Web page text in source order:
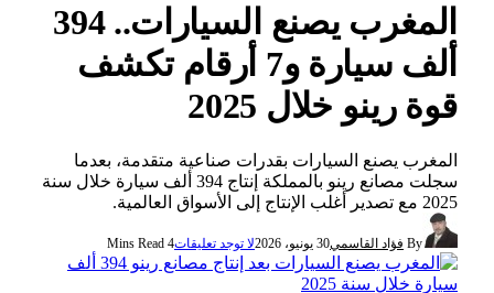
المغرب يصنع السيارات.. 394
ألف سيارة و7 أرقام تكشف
قوة رينو خلال 2025
المغرب يصنع السيارات بقدرات صناعية متقدمة، بعدما
سجلت مصانع رينو بالمملكة إنتاج 394 ألف سيارة خلال سنة
2025 مع تصدير أغلب الإنتاج إلى الأسواق العالمية.
By فؤاد القاسمي30 يونيو، 2026 لا توجد تعليقات4 Mins Read